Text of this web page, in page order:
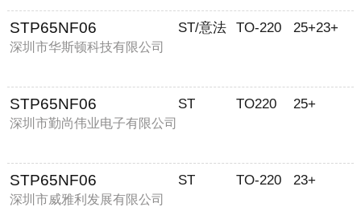
STP65NF06
深圳市华斯顿科技有限公司
ST/意法 TO-220 25+23+
STP65NF06
深圳市勤尚伟业电子有限公司
ST TO220 25+
STP65NF06
深圳市威雅利发展有限公司
ST TO-220 23+